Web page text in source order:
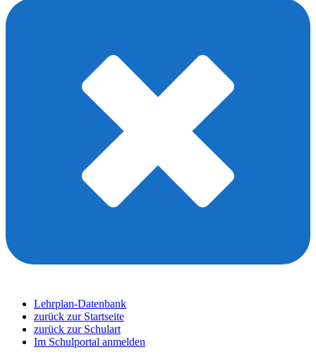
Lehrplan-Datenbank
zurück zur Startseite
zurück zur Schulart
Im Schulportal anmelden